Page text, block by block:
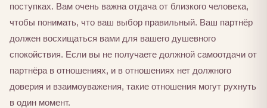
поступках. Вам очень важна отдача от близкого человека,
чтобы понимать, что ваш выбор правильный. Ваш партнёр
должен восхищаться вами для вашего душевного
спокойствия. Если вы не получаете должной самоотдачи от
партнёра в отношениях, и в отношениях нет должного
доверия и взаимоуважения, такие отношения могут рухнуть
в один момент.